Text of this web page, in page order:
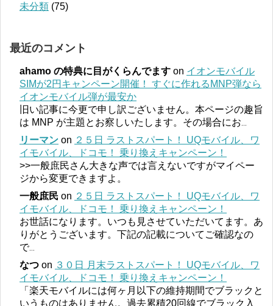
未分類 (75)
最近のコメント
ahamo の特典に目がくらんでます on イオンモバイル
SIMが2円キャンペーン開催！ すぐに作れるMNP弾なら
イオンモバイル弾が最安か
旧い記事に今更で申し訳ございません。本ページの趣旨
は MNP が主題とお察しいたします。その場合にお
リーマン on ２５日 ラストスパート！ UQモバイル、ワ
イモバイル、ドコモ！ 乗り換えキャンペーン！
>>一般庶民さん大きな声では言えないですがマイペー
ジから変更できますよ。
一般庶民 on ２５日 ラストスパート！ UQモバイル、ワ
イモバイル、ドコモ！ 乗り換えキャンペーン！
お世話になります。いつも見させていただいてます。あ
りがとうございます。下記の記載についてご確認なの
で...
なつ on ３０日 月末ラストスパート！ UQモバイル、ワ
イモバイル、ドコモ！ 乗り換えキャンペーン！
「楽天モバイルには何ヶ月以下の維持期間でブラックと
いうものはありません。過去累積20回線でブラック入